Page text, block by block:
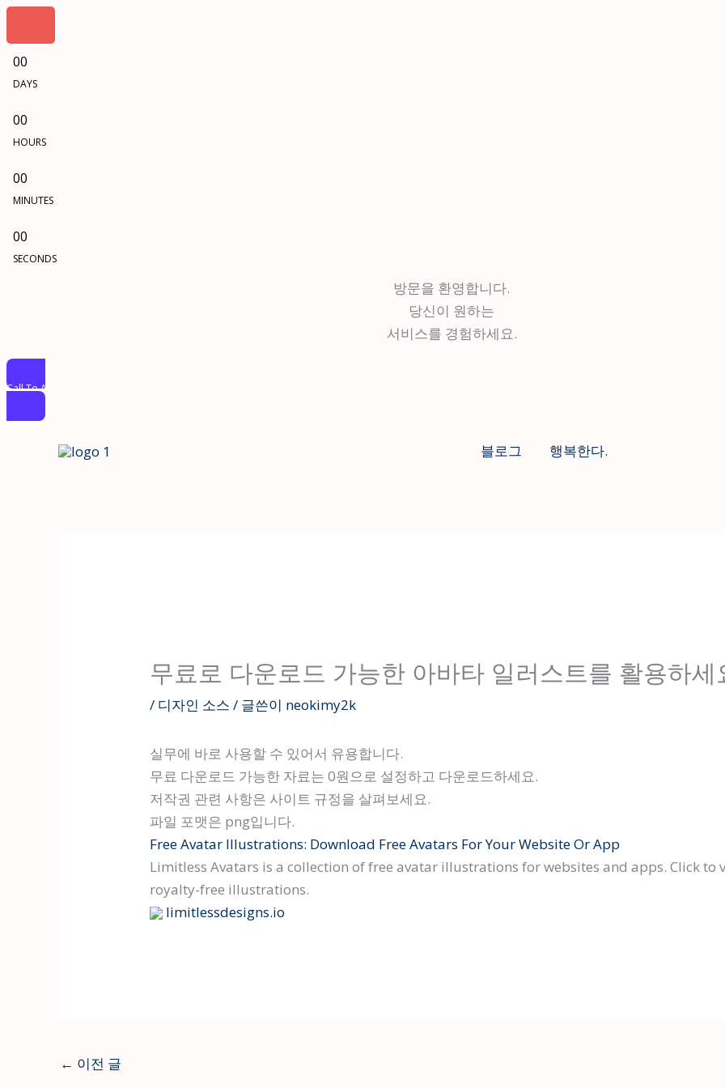
00
DAYS
00
HOURS
00
MINUTES
00
SECONDS
방문을 환영합니다.
당신이 원하는
서비스를 경험하세요.
Call To Action
블로그 행복한다.
무료로 다운로드 가능한 아바타 일러스트를 활용하세
/ 디자인 소스 / 글쓴이 neokimy2k
실무에 바로 사용할 수 있어서 유용합니다.
무료 다운로드 가능한 자료는 0원으로 설정하고 다운로드하세요.
저작권 관련 사항은 사이트 규정을 살펴보세요.
파일 포맷은 png입니다.
Free Avatar Illustrations: Download Free Avatars For Your Website Or App
Limitless Avatars is a collection of free avatar illustrations for websites and apps. Click
royalty-free illustrations.
limitlessdesigns.io
← 이전 글